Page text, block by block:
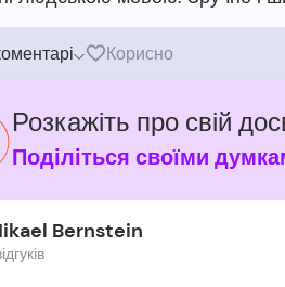
Корисно
Розкажіть про свій
Поділіться своїми
Bernstein